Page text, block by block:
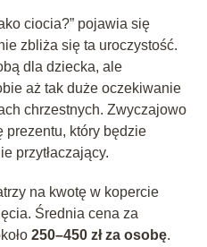
ciocia?” pojawia się
zbliża się ta uroczystość.
dla dziecka, ale
aż tak duże oczekiwanie
chrzestnych. Zwyczajowo
prezentu, który będzie
przytłaczający.
na kwotę w kopercie
Średnia cena za
250–450 zł za osobę.